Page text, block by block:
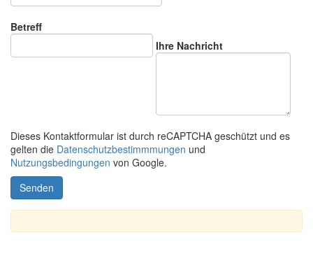
Betreff
Ihre Nachricht
Dieses Kontaktformular ist durch reCAPTCHA geschützt und es
gelten die Datenschutzbestimmmungen und
Nutzungsbedingungen von Google.